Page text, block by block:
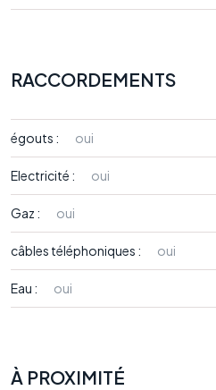
RACCORDEMENTS
égouts : oui
Electricité : oui
Gaz : oui
câbles téléphoniques : oui
Eau : oui
À PROXIMITÉ